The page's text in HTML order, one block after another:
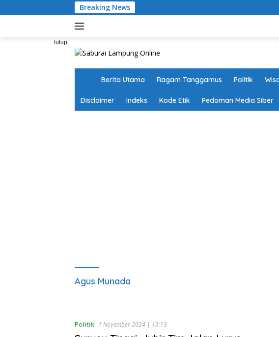
ke
Breaking News
tutup
m
e
Berita Utama Ragam Tanggamus Politik
Disclaimer Indeks Kode Etik Pedoman Media Siber
Agus Munada
Politik 1 November 2024 | 19:13